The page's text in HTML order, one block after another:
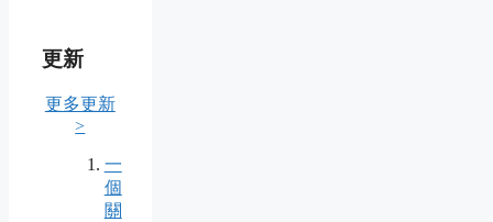
更新
更多更新
>
一
個
關